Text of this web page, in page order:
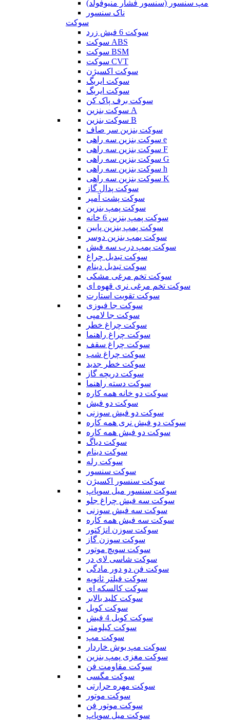
مپ سنسور (سنسور فشار منیوفولد)
ناک سنسور
سوکت
سوکت 6 فیش زرد
سوکت ABS
سوکت BSM
سوکت CVT
سوکت اکسیژن
سوکت ایربگ
سوکت ایربگ
سوکت برف پاک کن
سوکت بنزین A
سوکت بنزین B
سوکت بنزین سر صاف
سوکت بنزین سه راهی e
سوکت بنزین سه راهی F
سوکت بنزین سه راهی G
سوکت بنزین سه راهی h
سوکت بنزین سه راهی K
سوکت پدال گاز
سوکت پشت آمپر
سوکت پمپ بنزین
سوکت پمپ بنزین 6 خانه
سوکت پمپ بنزین پایین
سوکت پمپ بنزین دوسر
سوکت پمپ درب سه فیش
سوکت تبدیل چراغ
سوکت تبدیل دینام
سوکت تخم مرغی مشکی
سوکت تخم مرغی نری قهوه ای
سوکت تقویت استارت
سوکت جا فیوزی
سوکت جا لامپی
سوکت چراغ خطر
سوکت چراغ راهنما
سوکت چراغ سقف
سوکت چراغ شب
سوکت خطر جدید
سوکت دریچه گاز
سوکت دسته راهنما
سوکت دو خانه همه کاره
سوکت دو فیش
سوکت دو فیش سوزنی
سوکت دو فیش نری همه کاره
سوکت دو فیش همه کاره
سوکت دیاگ
سوکت دینام
سوکت رله
سوکت سنسور
سوکت سنسور اکسیژن
سوکت سنسور میل سوپاپ
سوکت سه فیش چراغ جلو
سوکت سه فیش سوزنی
سوکت سه فیش همه کاره
سوکت سوزن انژکتور
سوکت سوزن گاز
سوکت سویچ موتور
سوکت شاسی لای در
سوکت فن دو دور مادگی
سوکت فیلتر ثانویه
سوکت کالسکه ای
سوکت کلید بالابر
سوکت کویل
سوکت کویل 4 فیش
سوکت کیلومتر
سوکت مپ
سوکت مپ بوش خاردار
سوکت مغزی پمپ بنزین
سوکت مقاومت فن
سوکت مگسی
سوکت مهره حرارتی
سوکت موتور
سوکت موتور فن
سوکت میل سوپاپ